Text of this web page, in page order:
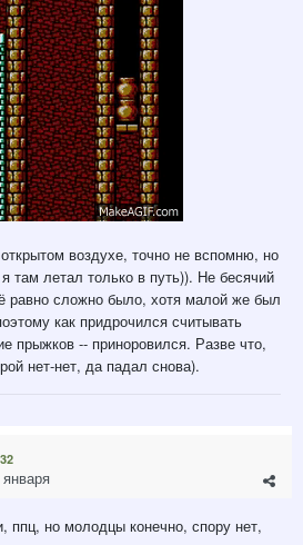
воздухе, точно не вспомню, но
там летал только в путь)). Не бесячий
равно сложно было, хотя малой же был
как придрочился считывать
прыжков -- приноровился. Разве что,
нет-нет, да падал снова).
ппц, но молодцы конечно, спору нет,